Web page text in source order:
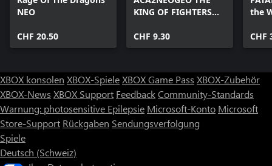
NEO
CHF 20.50
KING OF FIGHTERS
CHF 9.30
the
CHF
XBOX konsolen XBOX-SpieleXBOX Game Pass XBOX-Zubehör
XBOX-News XBOX Support FeedbackCommunity-Standards
Warnung: photosensitive Epilepsie Microsoft-Konto Microsoft
Store-Support Rückgaben Sendungsverfolgung
Spiele
Deutsch (Schweiz)